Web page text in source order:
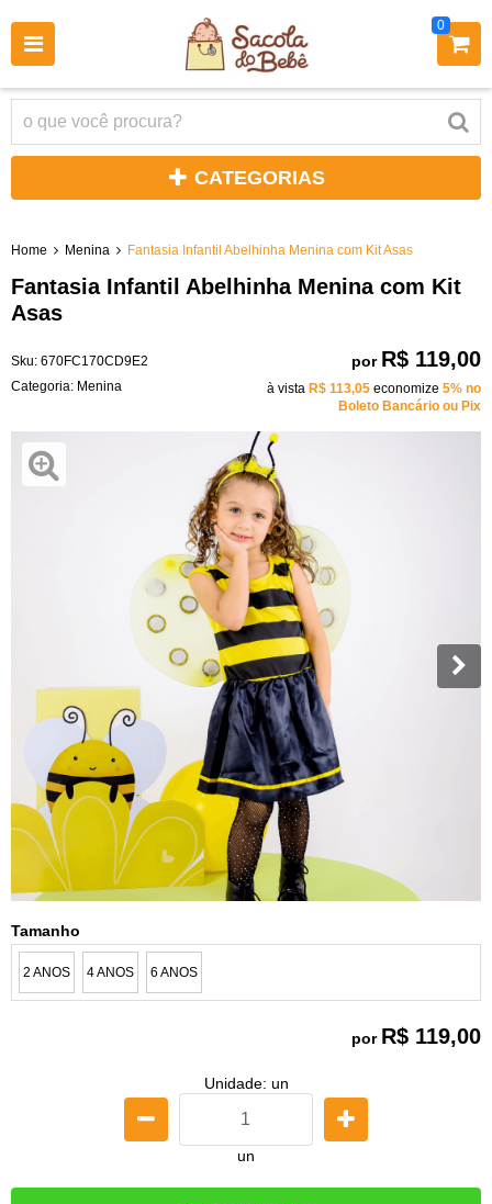
0
CATEGORIAS
Home Menina Fantasia Infantil Abelhinha Menina com Kit Asas
Fantasia Infantil Abelhinha Menina com Kit
Asas
Sku: 670FC170CD9E2
Categoria: Menina
por R$ 119,00
à vista R$ 113,05 economize 5% no
Boleto Bancário ou Pix
Tamanho
2 ANOS 4 ANOS 6 ANOS
por R$ 119,00
Unidade: un
un